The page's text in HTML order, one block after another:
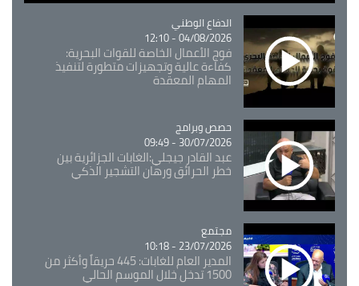
Catégorie
الدفاع الوطني
04/08/2026 - 12:10
فوج الأعمال الخاصة للقوات البحرية:
كفاءة عالية وتجهيزات متطورة لتنفيذ
المهام المعقدة
Catégorie
حصص وبرامج
30/07/2026 - 09:49
عبد القادر جيجلي:الغابات الجزائرية بين
خطر الحرائق ورهان التشجير الذكي
Catégorie
مجتمع
23/07/2026 - 10:18
المدير العام للغابات: 445 حريقاً وأكثر من
1500 تدخل خلال الموسم الحالي